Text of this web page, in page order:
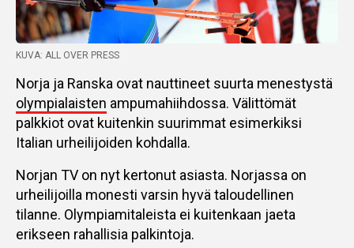
KUVA: ALL OVER PRESS
Norja ja Ranska ovat nauttineet suurta menestystä
olympialaisten ampumahiihdossa. Välittömät
palkkiot ovat kuitenkin suurimmat esimerkiksi
Italian urheilijoiden kohdalla.
Norjan TV on nyt kertonut asiasta. Norjassa on
urheilijoilla monesti varsin hyvä taloudellinen
tilanne. Olympiamitaleista ei kuitenkaan jaeta
erikseen rahallisia palkintoja.